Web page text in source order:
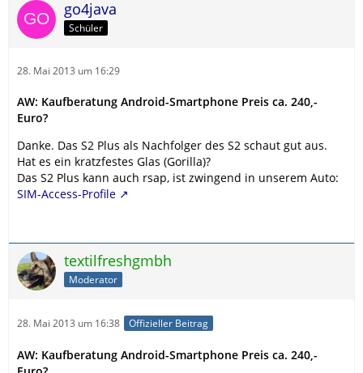
go4java
Schüler
28. Mai 2013 um 16:29
AW: Kaufberatung Android-Smartphone Preis ca. 240,-
Euro?
Danke. Das S2 Plus als Nachfolger des S2 schaut gut aus.
Hat es ein kratzfestes Glas (Gorilla)?
Das S2 Plus kann auch rsap, ist zwingend in unserem Auto:
SIM-Access-Profile
textilfreshgmbh
Moderator
28. Mai 2013 um 16:38 Offizieller Beitrag
AW: Kaufberatung Android-Smartphone Preis ca. 240,-